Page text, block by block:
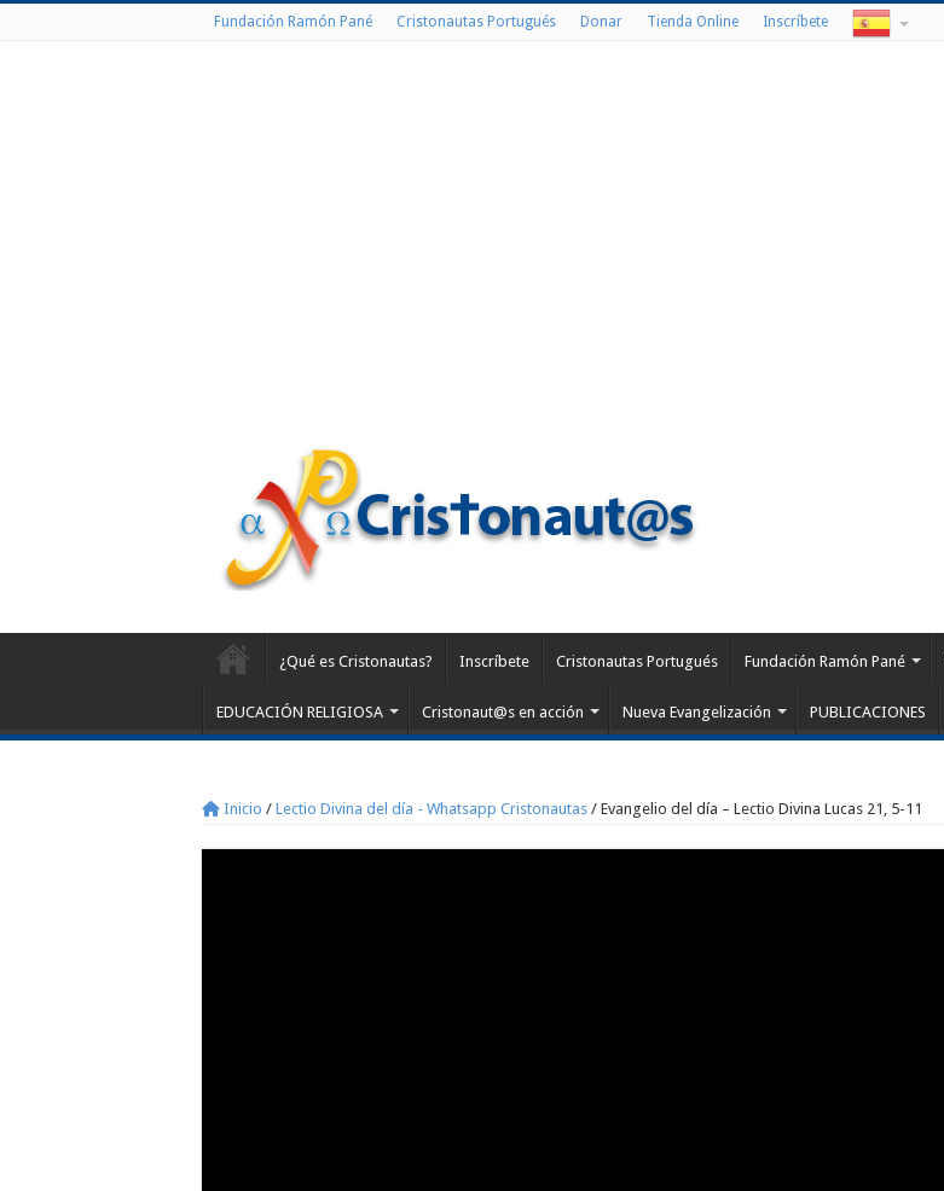
Fundación Ramón Pané Cristonautas Portugués Donar Tienda Online Inscríbete
¿Qué es Cristonautas? Inscríbete Cristonautas Portugués Fundación Ramón Pané
EDUCACIÓN RELIGIOSA Cristonaut@s en acción Nueva Evangelización PUBLICACIONES
Inicio / Lectio Divina del día - Whatsapp Cristonautas / Evangelio del día – Lectio Divina Lucas 21, 5-11